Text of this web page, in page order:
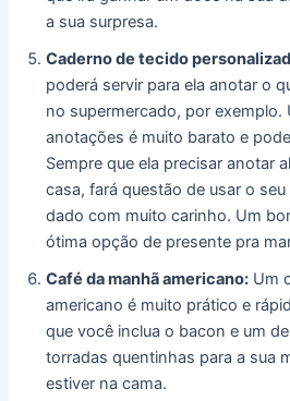
a sua surpresa.
Caderno de tecido
poderá servir para ela anotar o
no supermercado, por exemplo.
anotações é muito barato e
Sempre que ela precisar anotar
casa, fará questão de usar o
dado com muito carinho. Um
ótima opção de presente pra
Café da manhã americano: Um
americano é muito prático e
que você inclua o bacon e um
torradas quentinhas para a sua
estiver na cama.